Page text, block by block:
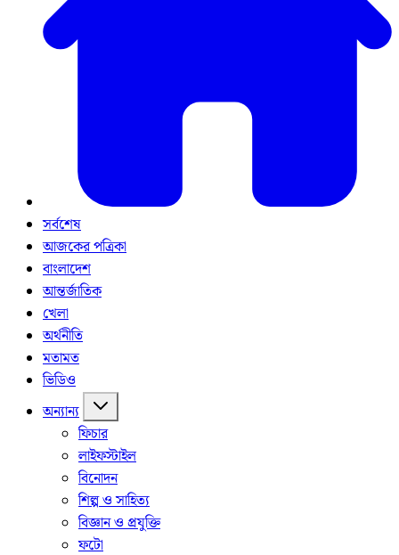
সর্বশেষ
আজকের পত্রিকা
বাংলাদেশ
আন্তর্জাতিক
খেলা
অর্থনীতি
মতামত
ভিডিও
অন্যান্য
ফিচার
লাইফস্টাইল
বিনোদন
শিল্প ও সাহিত্য
বিজ্ঞান ও প্রযুক্তি
ফটো